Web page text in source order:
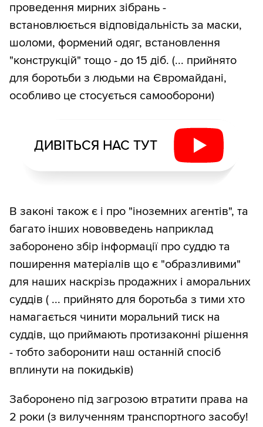
проведення мирних зібрань -
встановлюється відповідальність за маски,
шоломи, формений одяг, встановлення
"конструкцій" тощо - до 15 діб. (... прийнято
для боротьби з людьми на Євромайдані,
особливо це стосується самооборони)
ДИВІТЬСЯ НАС ТУТ
В законі також є і про "іноземних агентів", та
багато інших нововведень наприклад
заборонено збір інформації про суддю та
поширення матеріалів що є "образливими"
для наших наскрізь продажних і аморальних
суддів ( ... прийнято для боротьба з тими хто
намагається чинити моральний тиск на
суддів, що приймають протизаконні рішення
- тобто заборонити наш останній спосіб
вплинути на покидьків)
Заборонено під загрозою втратити права на
2 роки (з вилученням транспортного засобу!